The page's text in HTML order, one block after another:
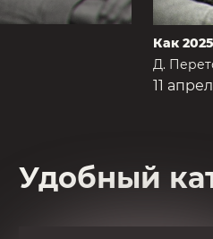
Как
Д.
11
Удобный